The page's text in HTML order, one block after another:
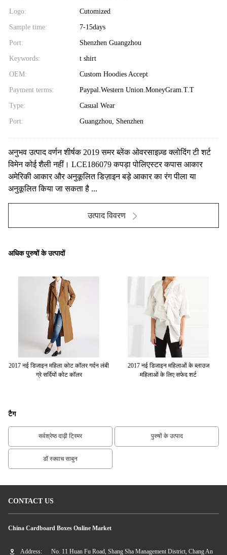
Logo: Cutomized
Sample time: 7-15days
Port: Shenzhen Guangzhou
Keywords: t shirt
OEM: Custom Hoodies Accept
Payment terms: Paypal.Western Union.MoneyGram.T.T
Type: Casual Wear
Port: Guangzhou, Shenzhen
अनुभव उत्पाद वर्णन शीर्षक 2019 समर ब्लेंक ओवरसाइज़्ड क्लोदिंग टी शर्ट
विमेन कोई शैली नहीं। LCE186079 कपड़ा पोलिएस्टर कपास आकार
अमेरिकी आकार और अनुकूलित डिज़ाइन बड़े आकार का रंग पीला या
अनुकूलित किया जा सकता है ...
उत्पाद विवरण
अधिक पुरुषों के उत्पादों
2017 नई डिजाइन महिला कोट कॉलर गर्दन लंबी
ग्रे सर्दियों कोट कॉलर
2017 नई डिजाइन महिलाओं के ब्लाउज
महिलाओं के लिए सफेद शर्ट
टैग
सर्वश्रेष्ठ दाढ़ी ट्रिमर पुरुषों के उत्पाद
डॉ स्क्वाच साबुन
CONTACT US
China Cardboard Boxes Online Market
Address: No. 11 Huan Fu Road, Shang Sha Management District, Chang An